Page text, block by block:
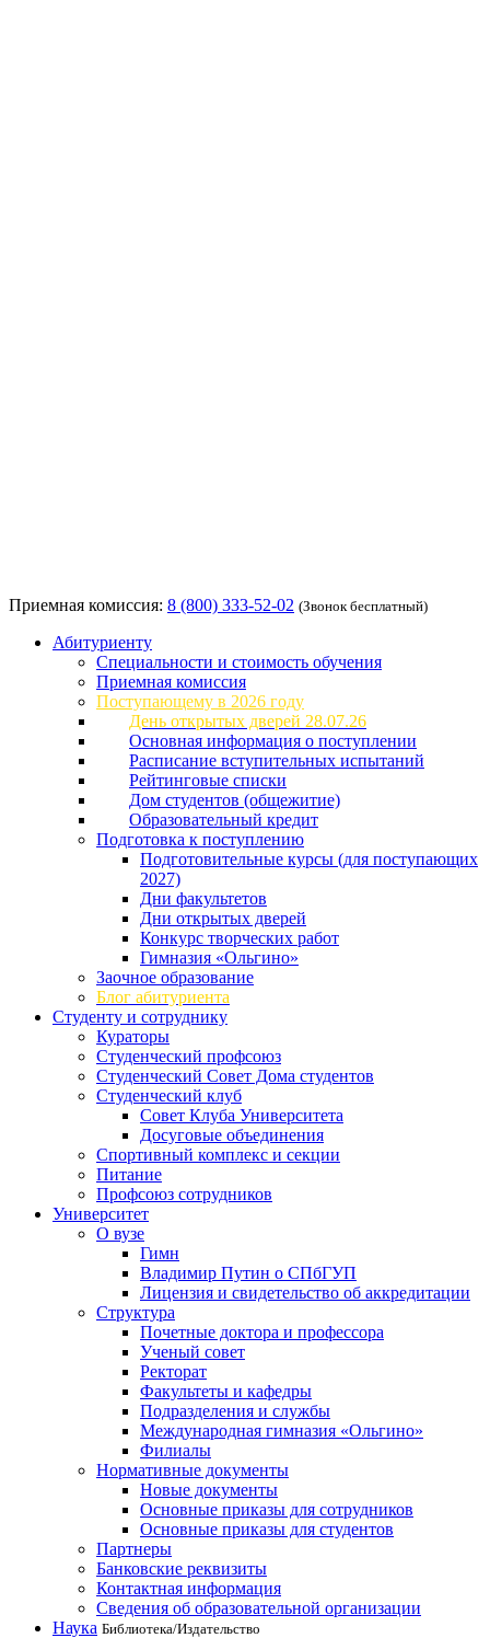
Приемная комиссия: 8 (800) 333-52-02 (Звонок бесплатный)
Абитуриенту
Специальности и стоимость обучения
Приемная комиссия
Поступающему в 2026 году
День открытых дверей 28.07.26
Основная информация о поступлении
Расписание вступительных испытаний
Рейтинговые списки
Дом студентов (общежитие)
Образовательный кредит
Подготовка к поступлению
Подготовительные курсы (для поступающих
2027)
Дни факультетов
Дни открытых дверей
Конкурс творческих работ
Гимназия «Ольгино»
Заочное образование
Блог абитуриента
Студенту и сотруднику
Кураторы
Студенческий профсоюз
Студенческий Совет Дома студентов
Студенческий клуб
Совет Клуба Университета
Досуговые объединения
Спортивный комплекс и секции
Питание
Профсоюз сотрудников
Университет
О вузе
Гимн
Владимир Путин о СПбГУП
Лицензия и свидетельство об аккредитации
Структура
Почетные доктора и профессора
Ученый совет
Ректорат
Факультеты и кафедры
Подразделения и службы
Международная гимназия «Ольгино»
Филиалы
Нормативные документы
Новые документы
Основные приказы для сотрудников
Основные приказы для студентов
Партнеры
Банковские реквизиты
Контактная информация
Сведения об образовательной организации
Наука Библиотека/Издательство